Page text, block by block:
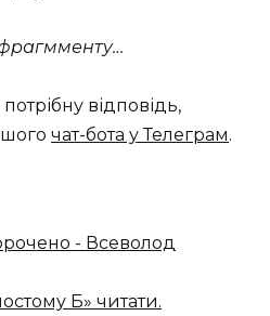
відповідь,
чат-бота у Телеграм.
- Всеволод
Б» читати.